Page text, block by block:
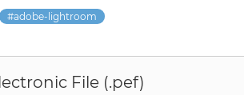
adobe-lightroom
File (.pef)